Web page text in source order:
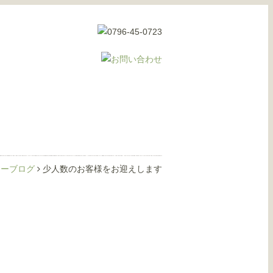
ブログ 少人数のお客様をお迎えします